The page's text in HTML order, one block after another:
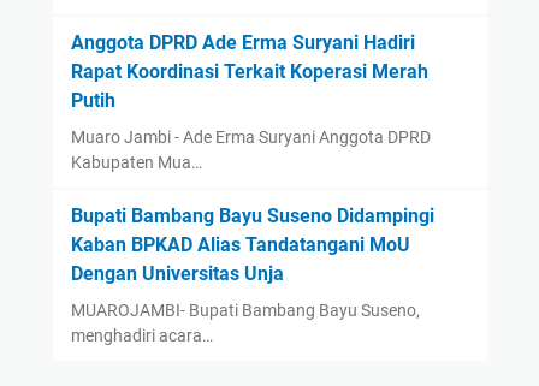
Anggota DPRD Ade Erma Suryani Hadiri
Rapat Koordinasi Terkait Koperasi Merah
Putih
Muaro Jambi - Ade Erma Suryani Anggota DPRD
Kabupaten Mua…
‎Bupati Bambang Bayu Suseno Didampingi
Kaban BPKAD Alias Tandatangani MoU
Dengan Universitas Unja ‎ ‎
‎MUAROJAMBI- Bupati Bambang Bayu Suseno,
menghadiri acara…